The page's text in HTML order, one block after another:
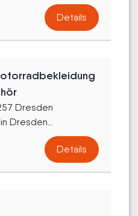
Details
Dresden
Dresden...
Details